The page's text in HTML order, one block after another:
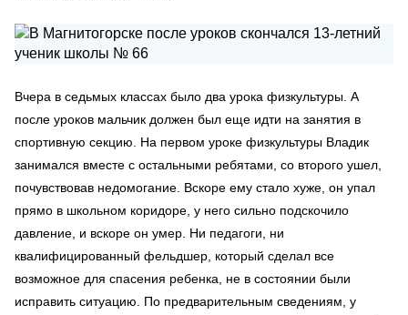
Вчера в седьмых классах было два урока физкультуры. А
после уроков мальчик должен был еще идти на занятия в
спортивную секцию. На первом уроке физкультуры Владик
занимался вместе с остальными ребятами, со второго ушел,
почувствовав недомогание. Вскоре ему стало хуже, он упал
прямо в школьном коридоре, у него сильно подскочило
давление, и вскоре он умер. Ни педагоги, ни
квалифицированный фельдшер, который сделал все
возможное для спасения ребенка, не в состоянии были
исправить ситуацию. По предварительным сведениям, у